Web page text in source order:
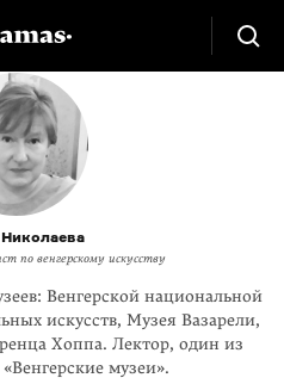
по венгерскому искусству
Венгерской национальной
искусств, Музея Вазарели,
Хоппа. Лектор, один из
музеи».